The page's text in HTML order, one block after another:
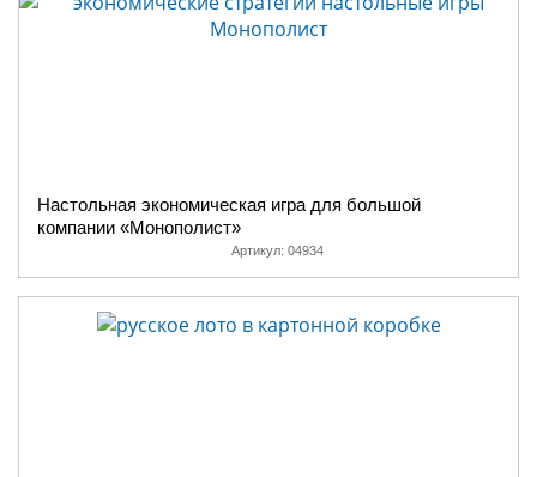
Настольная экономическая игра для большой
компании «Монополист»
Артикул: 04934